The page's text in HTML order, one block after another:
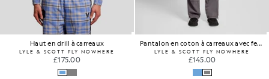
LYLE & SCOTT FLY NOWHERE
£145.00
Pull à rayures technique
LYLE & SCOTT FLY NOWHERE
£160.00